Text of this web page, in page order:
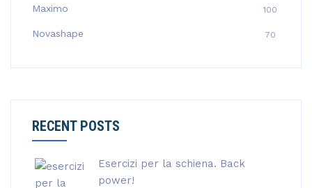
Maximo 100
Novashape 70
RECENT POSTS
Esercizi per la schiena. Back
power!